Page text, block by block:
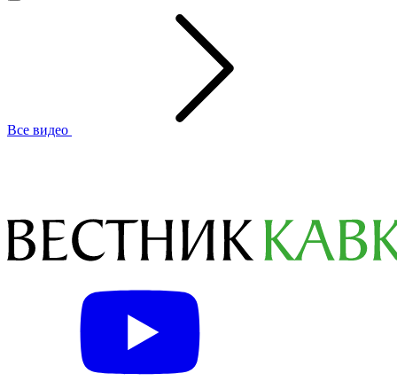
Все видео